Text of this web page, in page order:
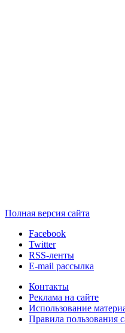
Полная версия сайта
Facebook
Twitter
RSS-ленты
E-mail рассылка
Контакты
Реклама на сайте
Использование
Правила пользования